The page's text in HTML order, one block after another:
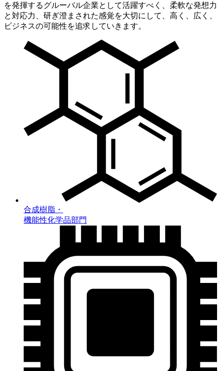
を発揮するグルーバル企業として活躍すべく、柔軟な発想力
と対応力、研ぎ澄まされた感覚を大切にして、高く、広く、
ビジネスの可能性を追求していきます。
合成樹脂・
機能性化学品部門